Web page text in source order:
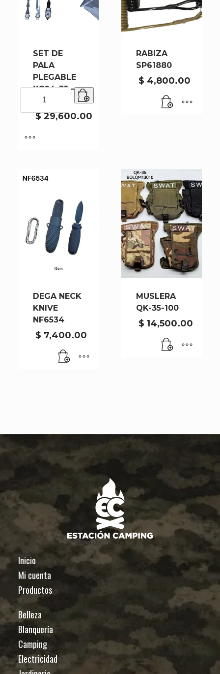
SET DE
PALA
PLEGABLE
XC04-3J –
50
$29,600.00
PALA
XC04-
cantidad
RABIZA
SP61880
$ 4,800.00
DEGA NECK
KNIVE
NF6534
$ 7,400.00
MUSLERA
QK-35-100
$ 14,500.00
Inicio
Mi cuenta
Productos
Belleza
Blanquería
Camping
Electricidad